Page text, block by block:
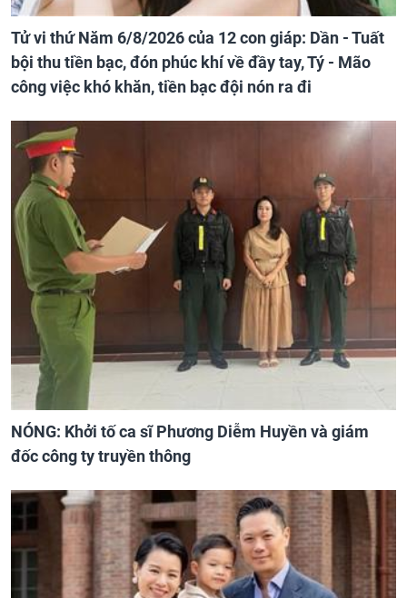
Tử vi thứ Năm 6/8/2026 của 12 con giáp: Dần - Tuất
bội thu tiền bạc, đón phúc khí về đầy tay, Tý - Mão
công việc khó khăn, tiền bạc đội nón ra đi
NÓNG: Khởi tố ca sĩ Phương Diễm Huyền và giám
đốc công ty truyền thông